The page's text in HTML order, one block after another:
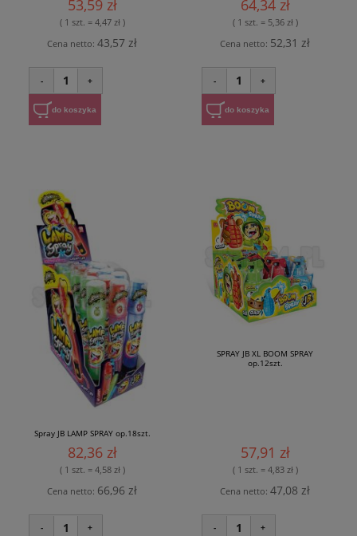
53,59 zł
( 1 szt. = 4,47 zł )
Cena netto: 43,57 zł
- 1 +
do koszyka
64,34 zł
( 1 szt. = 5,36 zł )
Cena netto: 52,31 zł
- 1 +
do koszyka
Spray JB LAMP SPRAY op.18szt.
82,36 zł
( 1 szt. = 4,58 zł )
Cena netto: 66,96 zł
- 1 +
SPRAY JB XL BOOM SPRAY
op.12szt.
57,91 zł
( 1 szt. = 4,83 zł )
Cena netto: 47,08 zł
- 1 +